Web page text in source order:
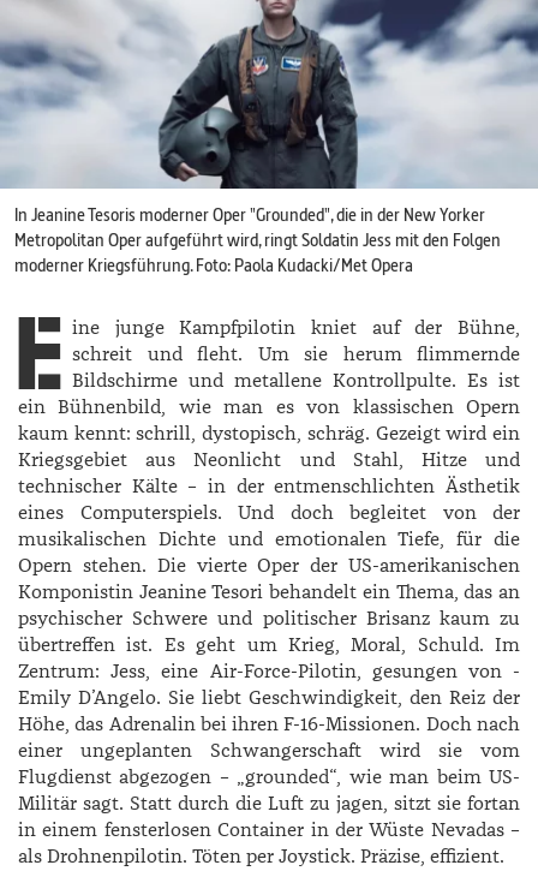
In Jeanine Tesoris moderner Oper "Grounded", die in der New Yorker
Metropolitan Oper aufgeführt wird, ringt Soldatin Jess mit den Folgen
moderner Kriegsführung. Foto: Paola Kudacki/Met Opera
E ine junge Kampfpilotin kniet auf der Bühne,
schreit und fleht. Um sie herum flimmernde
Bildschirme und metallene Kontrollpulte. Es ist
ein Bühnenbild, wie man es von klassischen Opern
kaum kennt: schrill, dystopisch, schräg. Gezeigt wird ein
Kriegsgebiet aus Neonlicht und Stahl, Hitze und
technischer Kälte – in der entmenschlichten Ästhetik
eines Computerspiels. Und doch begleitet von der
musikalischen Dichte und emotionalen Tiefe, für die
Opern stehen. Die vierte Oper der US-amerikanischen
Komponistin ­Jeanine ­Tesori behandelt ein Thema, das an
psychischer Schwere und politischer Brisanz kaum zu
übertreffen ist. Es geht um Krieg, Moral, Schuld. Im
Zentrum: Jess, eine Air-Force-Pilotin, gesungen von ­
Emily ­D’Angelo. Sie liebt Geschwindigkeit, den Reiz der
Höhe, das Adrenalin bei ihren F-16-Missionen. Doch nach
einer ungeplanten Schwangerschaft wird sie vom
Flugdienst abgezogen – „grounded“, wie man beim US-
Militär sagt. Statt durch die Luft zu jagen, sitzt sie fortan
in einem fensterlosen Container in der Wüste Nevadas –
als Drohnenpilotin. Töten per Joystick. Präzise, effizient.